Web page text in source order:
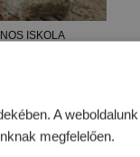
ISKOLA
majd
A
megfelelően.